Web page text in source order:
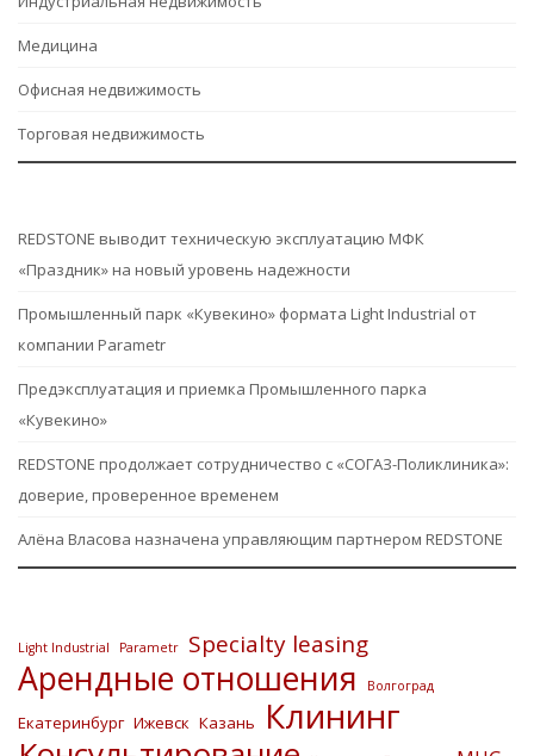
Медицина
Офисная недвижимость
Торговая недвижимость
REDSTONE выводит техническую эксплуатацию МФК
«Праздник» на новый уровень надежности
Промышленный парк «Кувекино» формата Light Industrial от
компании Parametr
Предэксплуатация и приемка Промышленного парка
«Кувекино»
REDSTONE продолжает сотрудничество с «СОГАЗ-Поликлиника»:
доверие, проверенное временем
Алёна Власова назначена управляющим партнером REDSTONE
Light Industrial Parametr Specialty leasing
Арендные отношения Волгоград
Екатеринбург Ижевск Казань Клининг